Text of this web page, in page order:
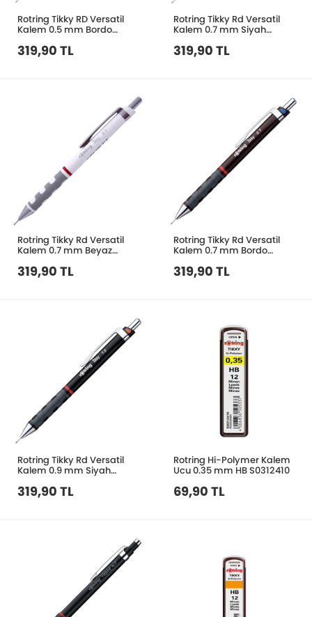
Rotring Tikky RD Versatil
Kalem 0.5 mm Bordo
319,90 TL
Rotring Tikky Rd Versatil
Kalem 0.7 mm Siyah
319,90 TL
Rotring Tikky Rd Versatil
Kalem 0.7 mm Beyaz
319,90 TL
Rotring Tikky Rd Versatil
Kalem 0.7 mm Bordo
319,90 TL
Rotring Tikky Rd Versatil
Kalem 0.9 mm Siyah
319,90 TL
Rotring Hi-Polymer Kalem
Ucu 0.35 mm HB S0312410
69,90 TL